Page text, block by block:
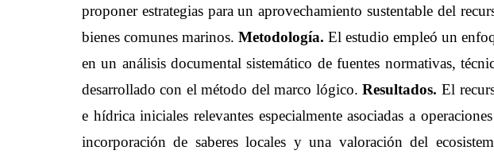
proponer estrategias para un aprovechamiento sustentable del
bienes comunes marinos. Metodología. El estudio empleó un
en un análisis documental sistemático de fuentes normativas,
desarrollado con el método del marco lógico.Resultados. El
e hídrica iniciales relevantes especialmente asociadas a
incorporación de saberes locales y una valoración del